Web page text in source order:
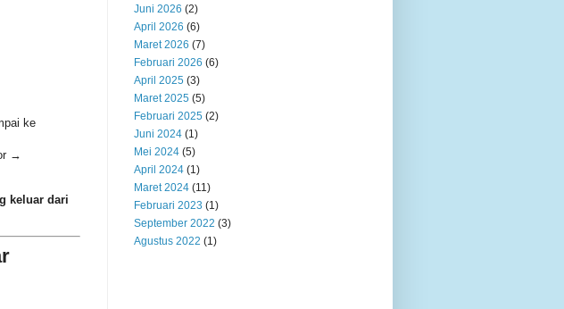
ke
→
keluar dari
Juni 2026 (2)
April 2026 (6)
Maret 2026 (7)
Februari 2026 (6)
April 2025 (3)
Maret 2025 (5)
Februari 2025 (2)
Juni 2024 (1)
Mei 2024 (5)
April 2024 (1)
Maret 2024 (11)
Februari 2023 (1)
September 2022 (3)
Agustus 2022 (1)